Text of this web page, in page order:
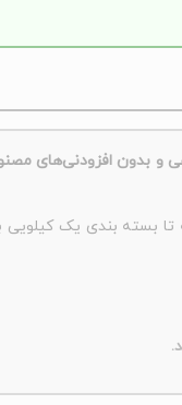
و بدون افزودنی‌های
تا بسته بندی یک